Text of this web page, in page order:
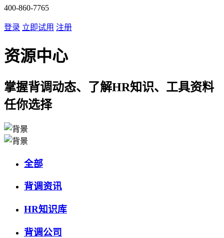
400-860-7765
登录 立即试用 注册
资源中心
掌握背调动态、了解HR知识、工具资料
任你选择
全部
背调资讯
HR知识库
背调公司